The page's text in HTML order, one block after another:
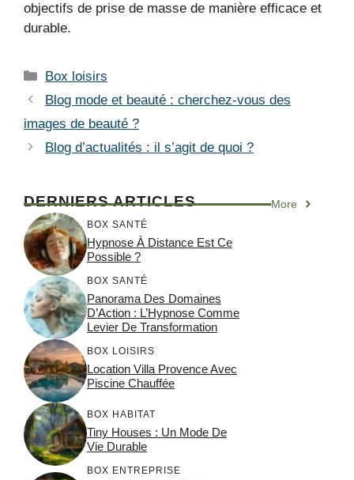
objectifs de prise de masse de manière efficace et
durable.
Catégories
Box loisirs
Blog mode et beauté : cherchez-vous des
images de beauté ?
Blog d’actualités : il s’agit de quoi ?
DERNIERS ARTICLES More
BOX SANTÉ
Hypnose À Distance Est Ce
Possible ?
BOX SANTÉ
Panorama Des Domaines
D’Action : L’Hypnose Comme
Levier De Transformation
BOX LOISIRS
Location Villa Provence Avec
Piscine Chauffée
BOX HABITAT
Tiny Houses : Un Mode De
Vie Durable
BOX ENTREPRISE